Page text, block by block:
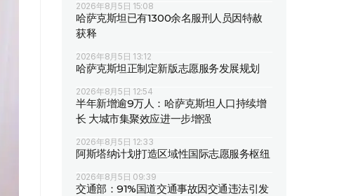
2026年8月5日 15:08
哈萨克斯坦已有1300余名服刑人员因特赦
获释
2026年8月5日 13:12
哈萨克斯坦正制定新版志愿服务发展规划
2026年8月5日 12:54
半年新增逾9万人：哈萨克斯坦人口持续增
长 大城市集聚效应进一步增强
2026年8月5日 12:33
阿斯塔纳计划打造区域性国际志愿服务枢纽
2026年8月5日 09:39
交通部：91%国道交通事故因交通违法引发